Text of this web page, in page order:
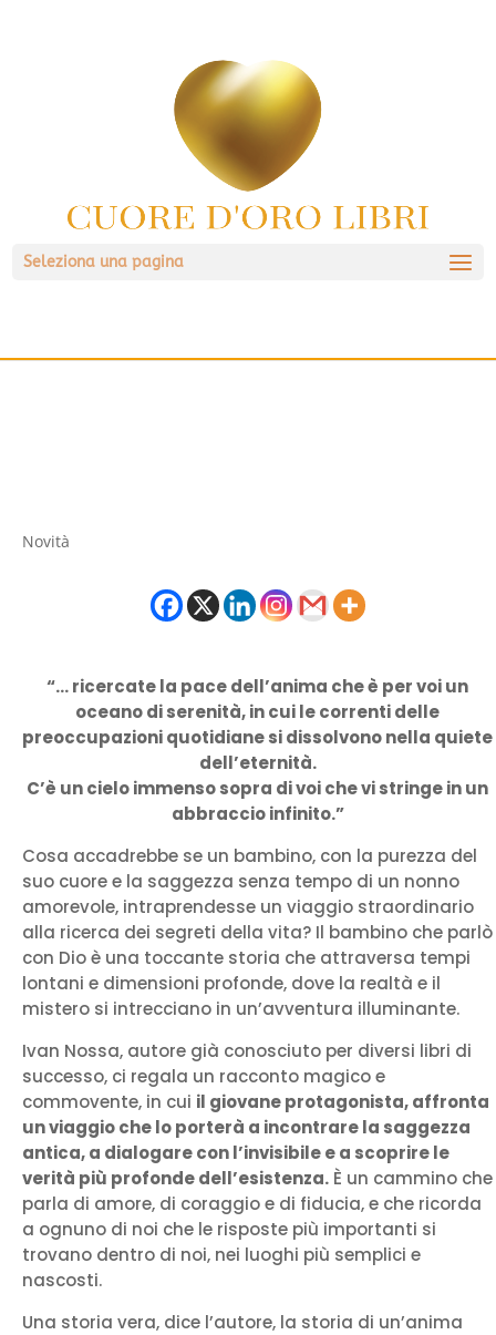
Seleziona una pagina
Novità
“… ricercate la pace dell’anima che è per voi un
oceano di serenità, in cui le correnti delle
preoccupazioni quotidiane si dissolvono nella quiete
dell’eternità.
C’è un cielo immenso sopra di voi che vi stringe in un
abbraccio infinito.”
Cosa accadrebbe se un bambino, con la purezza del
suo cuore e la saggezza senza tempo di un nonno
amorevole, intraprendesse un viaggio straordinario
alla ricerca dei segreti della vita? Il bambino che parlò
con Dio è una toccante storia che attraversa tempi
lontani e dimensioni profonde, dove la realtà e il
mistero si intrecciano in un’avventura illuminante.
Ivan Nossa, autore già conosciuto per diversi libri di
successo, ci regala un racconto magico e
commovente, in cui il giovane protagonista, affronta
un viaggio che lo porterà a incontrare la saggezza
antica, a dialogare con l’invisibile e a scoprire le
verità più profonde dell’esistenza.È un cammino che
parla di amore, di coraggio e di fiducia, e che ricorda
a ognuno di noi che le risposte più importanti si
trovano dentro di noi, nei luoghi più semplici e
nascosti.
Una storia vera, dice l’autore, la storia di un’anima